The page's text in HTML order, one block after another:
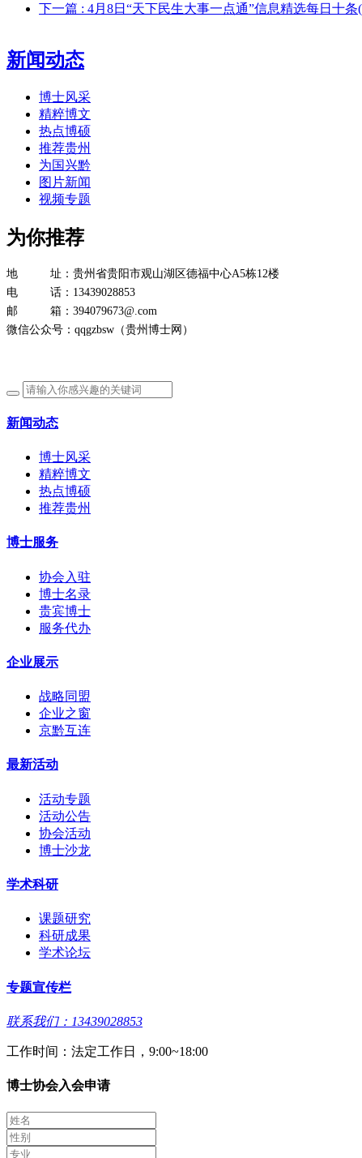
下一篇 : 4月8日“天下民生大事一点通”信息精选每日十条
新闻动态
博士风采
精粹博文
热点博硕
推荐贵州
为国兴黔
图片新闻
视频专题
为你推荐
地 址：贵州省贵阳市观山湖区德福中心A5栋12楼
电 话：13439028853
邮 箱：394079673@.com
微信公众号：qqgzbsw（贵州博士网）
新闻动态
博士风采
精粹博文
热点博硕
推荐贵州
博士服务
协会入驻
博士名录
贵宾博士
服务代办
企业展示
战略同盟
企业之窗
京黔互连
最新活动
活动专题
活动公告
协会活动
博士沙龙
学术科研
课题研究
科研成果
学术论坛
专题宣传栏
联系我们：13439028853
工作时间：法定工作日，9:00~18:00
博士协会入会申请